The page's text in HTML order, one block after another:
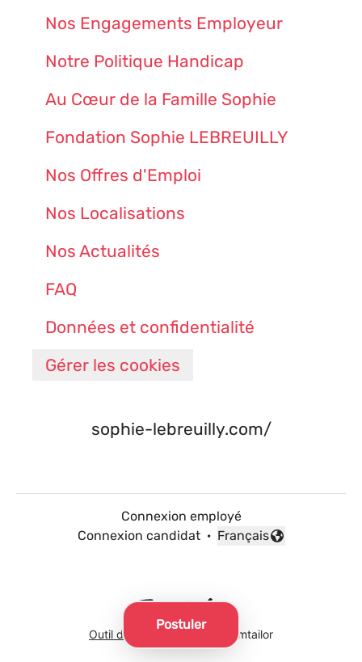
Postuler
Nos Engagements Employeur
Notre Politique Handicap
Au Cœur de la Famille Sophie
Fondation Sophie LEBREUILLY
Nos Offres d'Emploi
Nos Localisations
Nos Actualités
FAQ
Données et confidentialité
Gérer les cookies
sophie-lebreuilly.com/
Connexion employé
Connexion candidat ·
Changer la langue
Français
Outil de recrutement de Teamtailor